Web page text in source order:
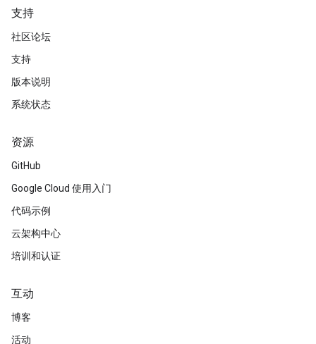
支持
社区论坛
支持
版本说明
系统状态
资源
GitHub
Google Cloud 使用入门
代码示例
云架构中心
培训和认证
互动
博客
活动